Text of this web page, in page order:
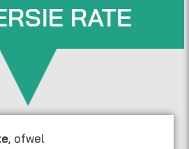
RATE
, ofwel